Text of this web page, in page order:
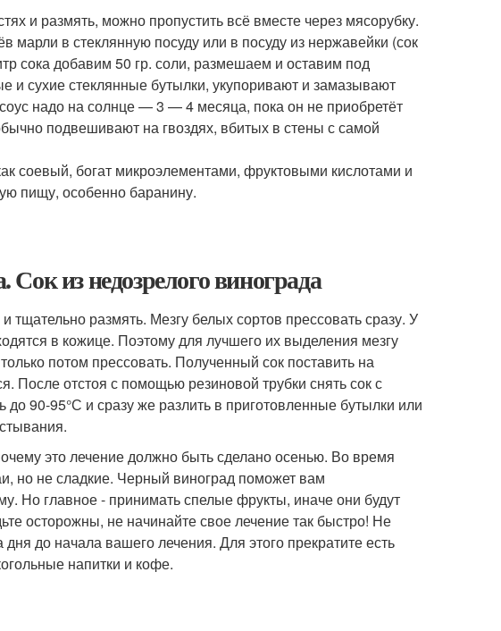
и размять, можно пропустить всё вместе через мясорубку.
марли в стеклянную посуду или в посуду из нержавейки (сок
сока добавим 50 гр. соли, размешаем и оставим под
и сухие стеклянные бутылки, укупоривают и замазывают
надо на солнце — 3 — 4 месяца, пока он не приобретёт
подвешивают на гвоздях, вбитых в стены с самой
соевый, богат микроэлементами, фруктовыми кислотами и
пищу, особенно баранину.
Сок из недозрелого винограда
тщательно размять. Мезгу белых сортов прессовать сразу. У
в кожице. Поэтому для лучшего их выделения мезгу
потом прессовать. Полученный сок поставить на
После отстоя с помощью резиновой трубки снять сок с
90-95°С и сразу же разлить в приготовленные бутылки или
это лечение должно быть сделано осенью. Во время
но не сладкие. Черный виноград поможет вам
Но главное - принимать спелые фрукты, иначе они будут
осторожны, не начинайте свое лечение так быстро! Не
до начала вашего лечения. Для этого прекратите есть
напитки и кофе.